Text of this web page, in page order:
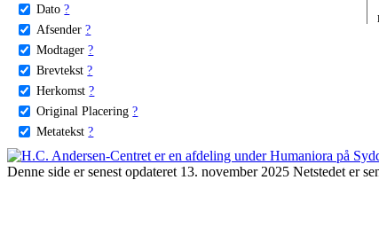
Dato ?
Afsender ?
Modtager ?
Brevtekst ?
Herkomst ?
Original Placering ?
Metatekst ?
Denne side er senest opdateret 13. november 2025 Netstedet er